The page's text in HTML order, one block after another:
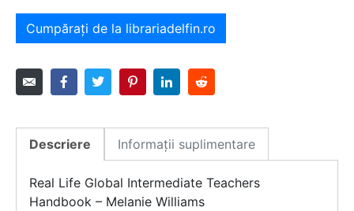
Cumpărați de la librariadelfin.ro
Descriere Informații suplimentare
Real Life Global Intermediate Teachers
Handbook – Melanie Williams